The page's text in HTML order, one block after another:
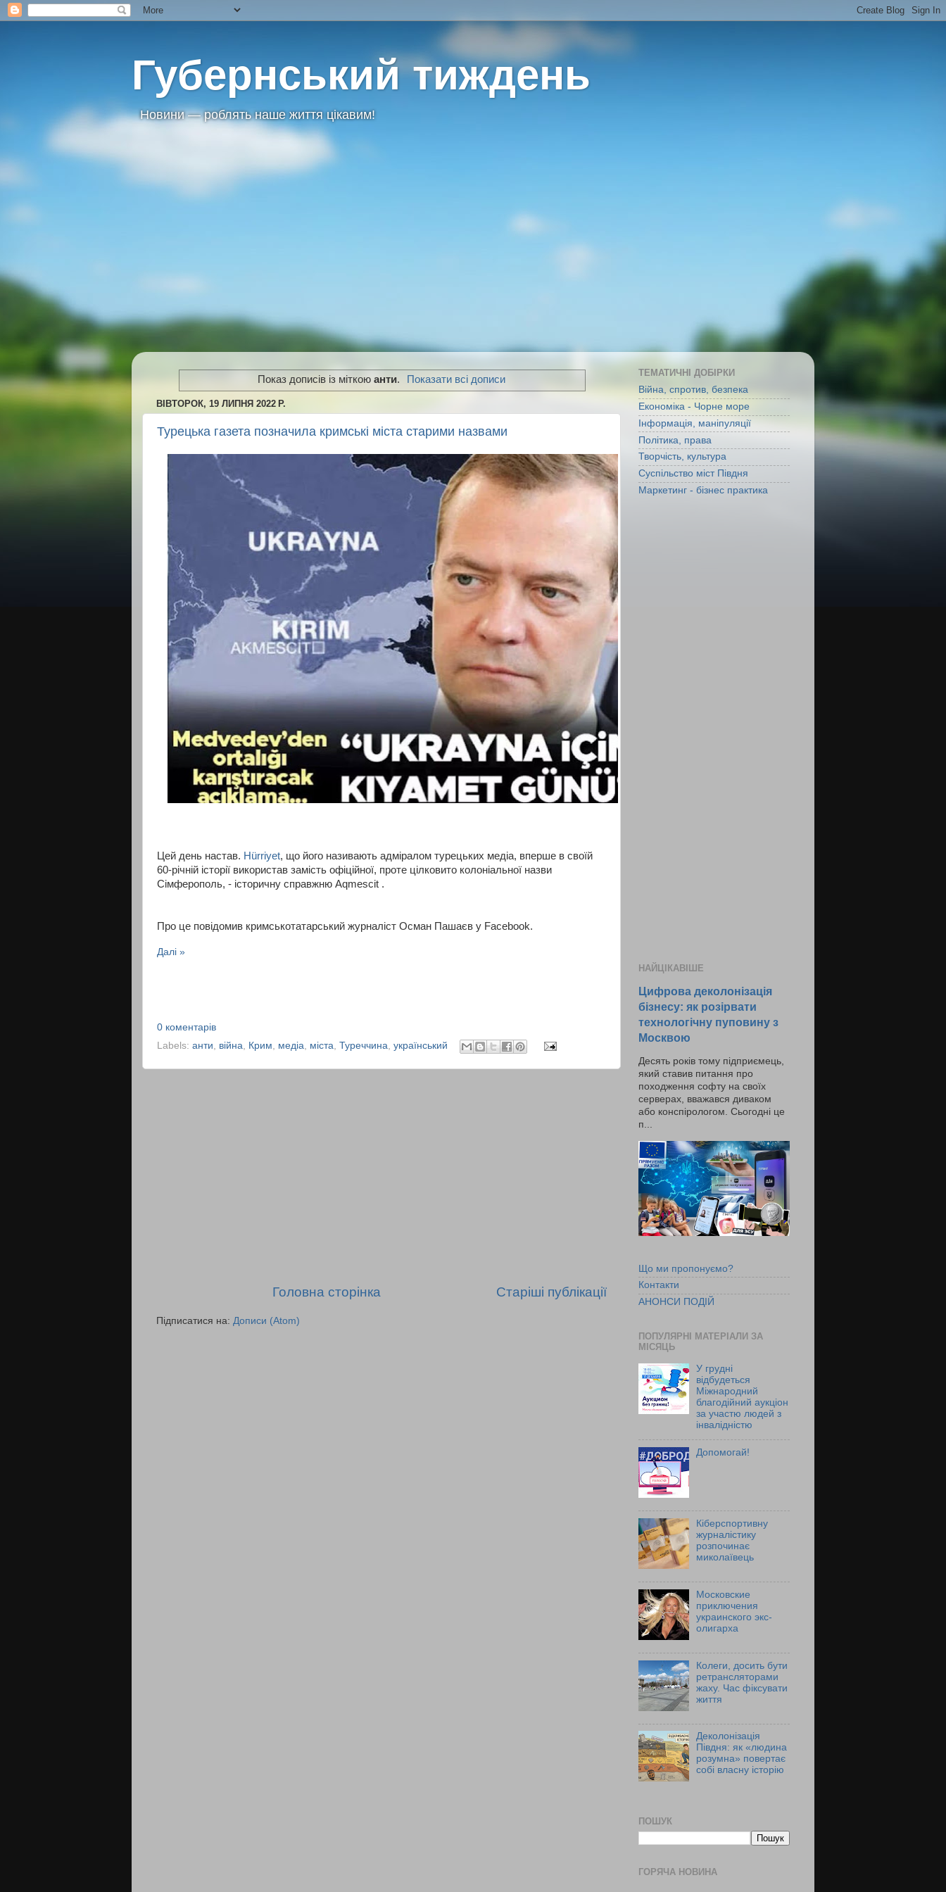
Губернський тиждень
Новини — роблять наше життя цікавим!
Показ дописів із міткоюанти. Показати всі дописи
ВІВТОРОК, 19 ЛИПНЯ 2022 Р.
Турецька газета позначила кримські міста старими назвами
​​Цей день настав. Hürriyet, що його називають адміралом турецьких медіа, вперше в своїй
60-річній історії використав замість офіційної, проте цілковито колоніальної назви
Сімферополь, - історичну справжню Aqmescit .
Про це повідомив кримськотатарський журналіст Осман Пашаєв у Facebook.
Далі »
0 коментарів
Labels: анти, війна, Крим, медіа, міста, Туреччина, український
Старіші публікації
Головна сторінка
Підписатися на: Дописи (Atom)
ТЕМАТИЧНІ ДОБІРКИ
Війна, спротив, безпека
Економіка - Чорне море
Інформація, маніпуляції
Політика, права
Творчість, культура
Суспільство міст Півдня
Маркетинг - бізнес практика
НАЙЦІКАВІШЕ
Цифрова деколонізація
бізнесу: як розірвати
технологічну пуповину з
Москвою
Десять років тому підприємець,
який ставив питання про
походження софту на своїх
серверах, вважався диваком
або конспірологом. Сьогодні це
п...
Що ми пропонуємо?
Контакти
АНОНСИ ПОДІЙ
ПОПУЛЯРНІ МАТЕРІАЛИ ЗА
МІСЯЦЬ
У грудні
відбудеться
Міжнародний
благодійний аукціон
за участю людей з
інвалідністю
Допомогай!
Кіберспортивну
журналістику
розпочинає
миколаївець
Московские
приключения
украинского экс-
олигарха
Колеги, досить бути
ретрансляторами
жаху. Час фіксувати
життя
Деколонізація
Півдня: як «людина
розумна» повертає
собі власну історію
ПОШУК
ГОРЯЧА НОВИНА